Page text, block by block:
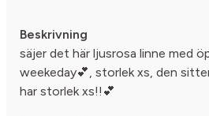
Beskrivning
säjer det här ljusrosa linne med
weekeday💕, storlek xs, den
har storlek xs!!💕